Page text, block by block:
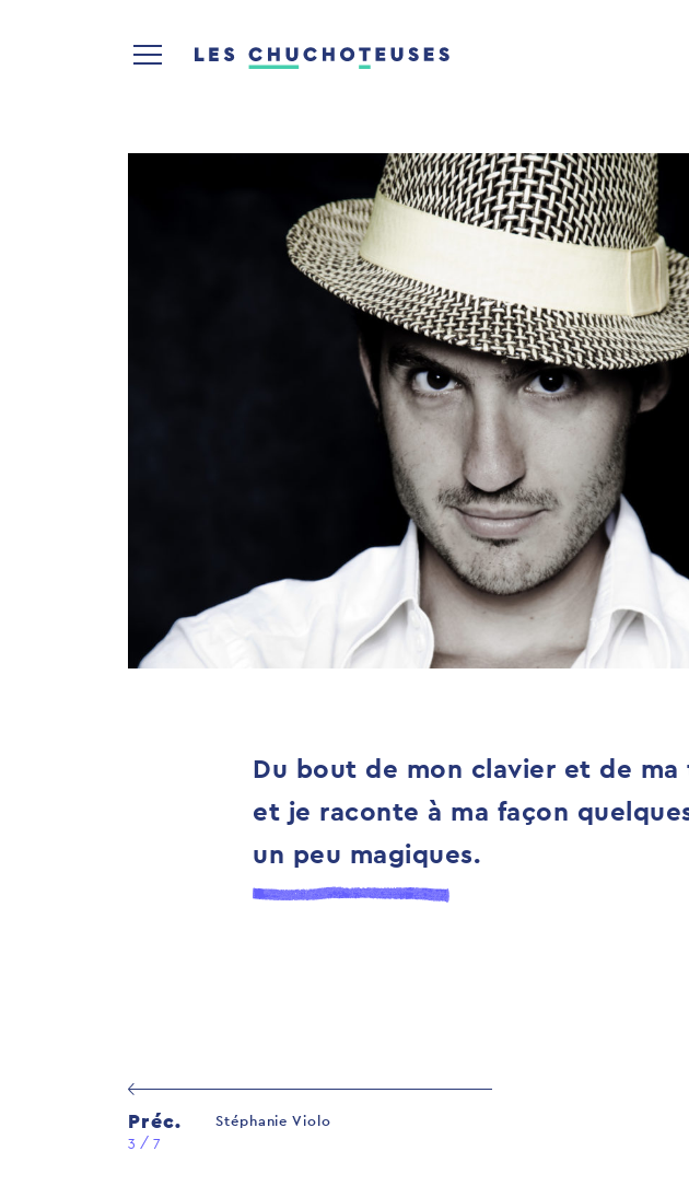
Du bout de mon clavier et de
et je raconte à ma façon
un peu magiques.
Préc.
3 / 7
Stéphanie Violo